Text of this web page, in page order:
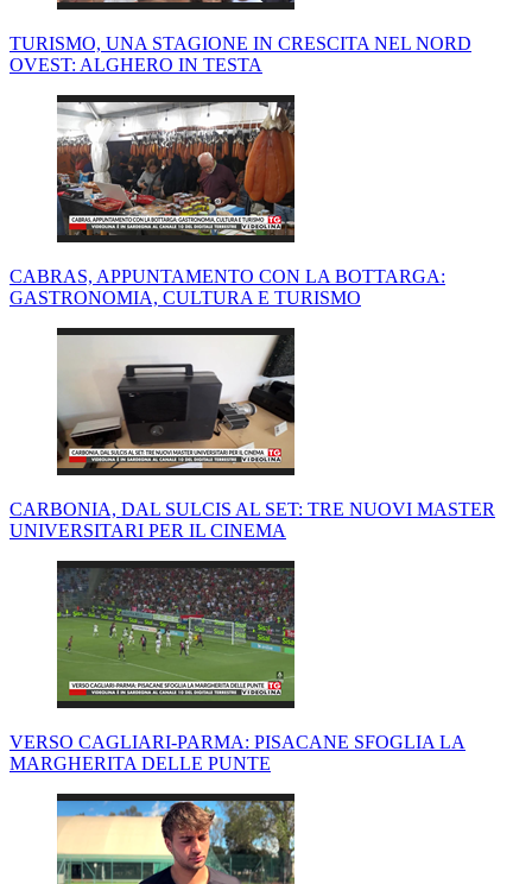
TURISMO, UNA STAGIONE IN CRESCITA NEL NORD
OVEST: ALGHERO IN TESTA
CABRAS, APPUNTAMENTO CON LA BOTTARGA:
GASTRONOMIA, CULTURA E TURISMO
CARBONIA, DAL SULCIS AL SET: TRE NUOVI MASTER
UNIVERSITARI PER IL CINEMA
VERSO CAGLIARI-PARMA: PISACANE SFOGLIA LA
MARGHERITA DELLE PUNTE